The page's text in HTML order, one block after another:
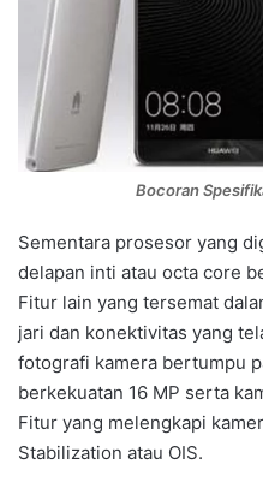
Bocoran
Sementara prosesor yang
delapan inti atau octa core
Fitur lain yang tersemat
jari dan konektivitas yang
fotografi kamera bertumpu
berkekuatan 16 MP serta
Fitur yang melengkapi
Stabilization atau OIS.